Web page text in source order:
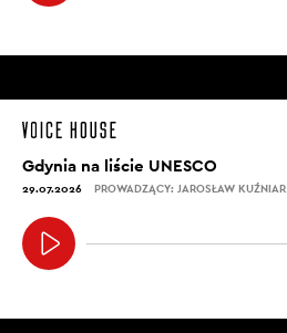
Gdynia na liście UNESCO
29.07.2026 PROWADZĄCY: JAROSŁAW KUŹNIAR